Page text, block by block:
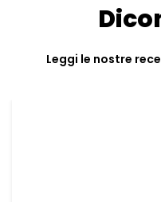
Leggi le nostre